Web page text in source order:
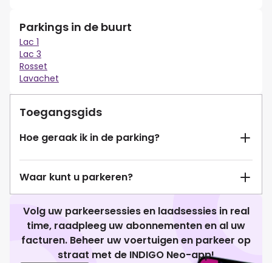
Parkings in de buurt
Lac 1
Lac 3
Rosset
Lavachet
Toegangsgids
Hoe geraak ik in de parking?
Waar kunt u parkeren?
Volg uw parkeersessies en laadsessies in real
time, raadpleeg uw abonnementen en al uw
facturen. Beheer uw voertuigen en parkeer op
straat met de INDIGO Neo-app!